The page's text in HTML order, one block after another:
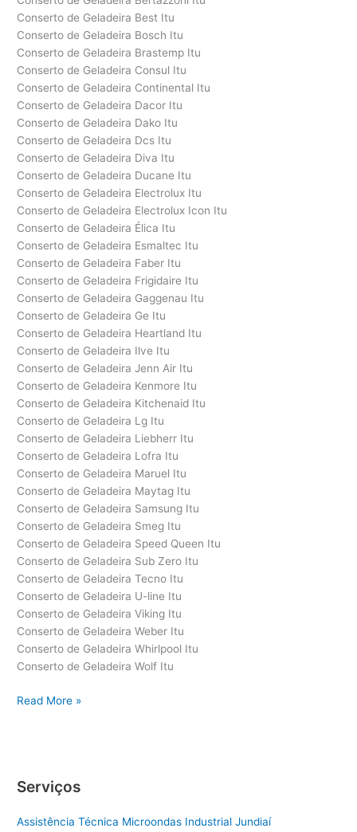
Conserto de Geladeira Best Itu
Conserto de Geladeira Bosch Itu
Conserto de Geladeira Brastemp Itu
Conserto de Geladeira Consul Itu
Conserto de Geladeira Continental Itu
Conserto de Geladeira Dacor Itu
Conserto de Geladeira Dako Itu
Conserto de Geladeira Dcs Itu
Conserto de Geladeira Diva Itu
Conserto de Geladeira Ducane Itu
Conserto de Geladeira Electrolux Itu
Conserto de Geladeira Electrolux Icon Itu
Conserto de Geladeira Élica Itu
Conserto de Geladeira Esmaltec Itu
Conserto de Geladeira Faber Itu
Conserto de Geladeira Frigidaire Itu
Conserto de Geladeira Gaggenau Itu
Conserto de Geladeira Ge Itu
Conserto de Geladeira Heartland Itu
Conserto de Geladeira Ilve Itu
Conserto de Geladeira Jenn Air Itu
Conserto de Geladeira Kenmore Itu
Conserto de Geladeira Kitchenaid Itu
Conserto de Geladeira Lg Itu
Conserto de Geladeira Liebherr Itu
Conserto de Geladeira Lofra Itu
Conserto de Geladeira Maruel Itu
Conserto de Geladeira Maytag Itu
Conserto de Geladeira Samsung Itu
Conserto de Geladeira Smeg Itu
Conserto de Geladeira Speed Queen Itu
Conserto de Geladeira Sub Zero Itu
Conserto de Geladeira Tecno Itu
Conserto de Geladeira U-line Itu
Conserto de Geladeira Viking Itu
Conserto de Geladeira Weber Itu
Conserto de Geladeira Whirlpool Itu
Conserto de Geladeira Wolf Itu
Conserto
Read More »
Serviços
Assistência Técnica Microondas Industrial Jundiaí